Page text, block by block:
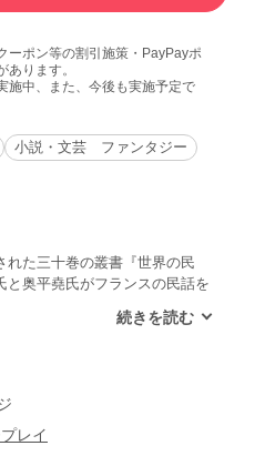
ーポン等の割引施策・PayPayポ
ります。
施中、また、今後も実施予定で
小説・文芸 ファンタジー
れた三十巻の叢書『世界の民
奥平堯氏がフランスの民話を
に属するものを訳出。心臓を食
恐ろしくも美しい物語34話収
レイ